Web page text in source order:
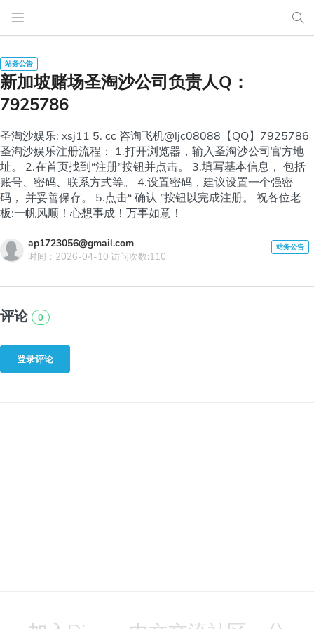
新加坡赌场圣淘沙公司负责人Q：
7925786
圣淘沙娱乐: xsj11 5. cc 咨询飞机@ljc08088【QQ】7925786
圣淘沙娱乐注册流程： 1.打开浏览器，输入圣淘沙公司官方地
址。 2.在首页找到“注册”按钮并点击。 3.填写基本信息， 包括
账号、密码、联系方式等。 4.设置密码，建议设置一个强密
码， 并妥善保存。 5.点击“ 确认 ”按钮以完成注册。 祝各位老
板:一帆风顺！心想事成！万事如意！
ap1723056@gmail.com
时间：2026-04-10 访问次数:110
评论 0
登录评论